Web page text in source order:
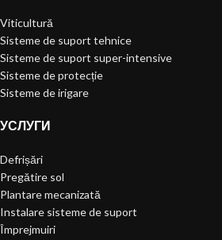
Viticultură
Sisteme de suport tehnice
Sisteme de suport super-intensive
Sisteme de protecție
Sisteme de irigare
УСЛУГИ
Defrișări
Pregătire sol
Plantare mecanizată
Instalare sisteme de suport
Împrejmuiri